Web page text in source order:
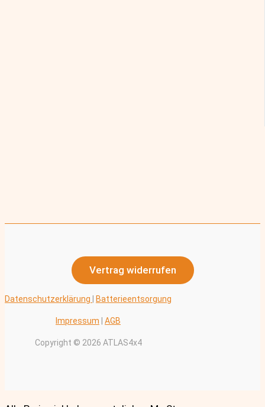
Vertrag widerrufen
Datenschutzerklärung Batterieentsorgung
Impressum AGB
Copyright © 2026 ATLAS4x4